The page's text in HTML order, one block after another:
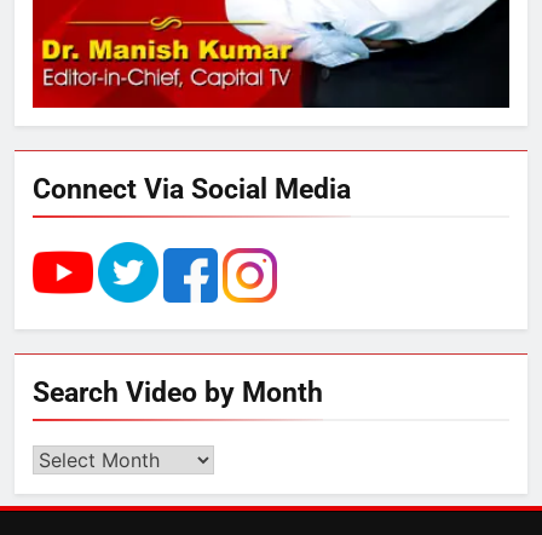
फ्री डेटा सेंटर, हजारों उच्च-कुशल
रोजगार सृजन की संभावना
UP में ग्रामीण बिजली आपूर्ति से कृषि,
डेयरी, कुटीर उद्योग और स्वरोजगार को
मिला बढ़ावा
राम की नगरी अयोध्या में आने वाले भक्तों
का स्वागत करेगा लक्ष्मण द्वार
6
बढ़ा पंचायतों का बजट
Connect Via Social Media
Search Video by Month
Search
by